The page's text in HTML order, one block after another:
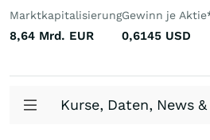
Marktkapitalisierung
8,64 Mrd. EUR
Gewinn je Aktie
0,6145 USD
Kurse, Daten, News